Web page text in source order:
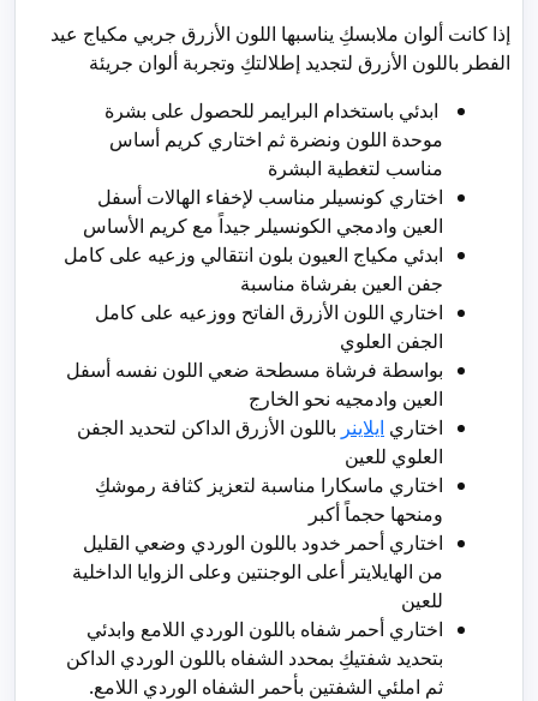
إذا كانت ألوان ملابسكِ يناسبها اللون الأزرق جربي مكياج عيد
الفطر باللون الأزرق لتجديد إطلالتكِ وتجربة ألوان جريئة
ابدئي باستخدام البرايمر للحصول على بشرة
موحدة اللون ونضرة ثم اختاري كريم أساس
مناسب لتغطية البشرة
اختاري كونسيلر مناسب لإخفاء الهالات أسفل
العين وادمجي الكونسيلر جيداً مع كريم الأساس
ابدئي مكياج العيون بلون انتقالي وزعيه على كامل
جفن العين بفرشاة مناسبة
اختاري اللون الأزرق الفاتح ووزعيه على كامل
الجفن العلوي
بواسطة فرشاة مسطحة ضعي اللون نفسه أسفل
العين وادمجيه نحو الخارج
اختاري ايلاينر باللون الأزرق الداكن لتحديد الجفن
العلوي للعين
اختاري ماسكارا مناسبة لتعزيز كثافة رموشكِ
ومنحها حجماً أكبر
اختاري أحمر خدود باللون الوردي وضعي القليل
من الهايلايتر أعلى الوجنتين وعلى الزوايا الداخلية
للعين
اختاري أحمر شفاه باللون الوردي اللامع وابدئي
بتحديد شفتيكِ بمحدد الشفاه باللون الوردي الداكن
ثم املئي الشفتين بأحمر الشفاه الوردي اللامع.